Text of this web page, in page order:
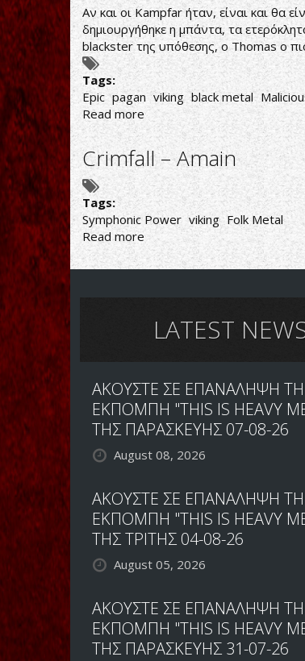
Αν και οι Kampfar ήταν, είναι και θα
δημιουργήθηκε η μπάντα, τα
blackster της υπόθεσης, ο Thomas ο
Tags:
Epic pagan viking black metal
Read more about
Kampfar-
Mellom
skogkledde
aaser
Crimfall – Amain
Tags:
Symphonic Power viking Folk Metal
Read more about
Crimfall
–
LATEST
ΑΚΟΥΣΤΕ ΣΕ ΕΠΑΝΑΛΗΨΗ
ΕΚΠΟΜΠΗ "THIS IS HEAVY
ΤΗΣ ΠΑΡΑΣΚΕΥΗΣ 07-08-26
August 08, 2026
ΑΚΟΥΣΤΕ ΣΕ ΕΠΑΝΑΛΗΨΗ
ΕΚΠΟΜΠΗ "THIS IS HEAVY
ΤΗΣ ΤΡΙΤΗΣ 04-08-26
August 05, 2026
ΑΚΟΥΣΤΕ ΣΕ ΕΠΑΝΑΛΗΨΗ
ΕΚΠΟΜΠΗ "THIS IS HEAVY
ΤΗΣ ΠΑΡΑΣΚΕΥΗΣ 31-07-26